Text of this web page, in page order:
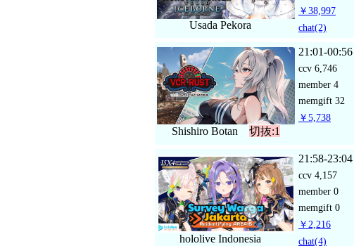
Usada Pekora
￥38,997
chat(2)
Shishiro Botan 切抜:1
21:01-00:56
ccv 6,746
member 4
memgift 32
￥5,738
hololive Indonesia
21:58-23:04
ccv 4,157
member 0
memgift 0
￥2,216
chat(4)